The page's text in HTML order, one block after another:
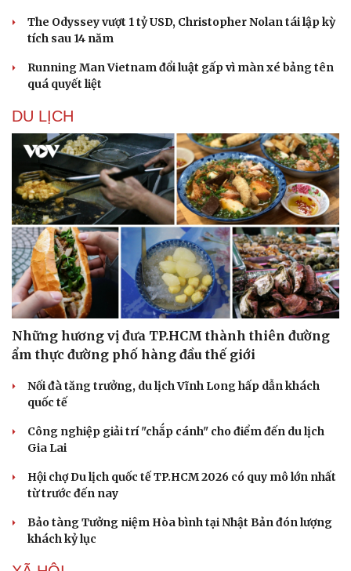
Sân khấu - Điện ảnh
Văn học
Âm nhạc
Di sản
Thời trang
Sao Việt
The Odyssey vượt 1 tỷ USD, Christopher Nolan tái lập kỳ
tích sau 14 năm
Running Man Vietnam đổi luật gấp vì màn xé bảng tên
quá quyết liệt
DU LỊCH
Những hương vị đưa TP.HCM thành thiên đường
ẩm thực đường phố hàng đầu thế giới
Nối đà tăng trưởng, du lịch Vĩnh Long hấp dẫn khách
quốc tế
Công nghiệp giải trí "chắp cánh" cho điểm đến du lịch
Gia Lai
Hội chợ Du lịch quốc tế TP.HCM 2026 có quy mô lớn nhất
từ trước đến nay
Bảo tàng Tưởng niệm Hòa bình tại Nhật Bản đón lượng
khách kỷ lục